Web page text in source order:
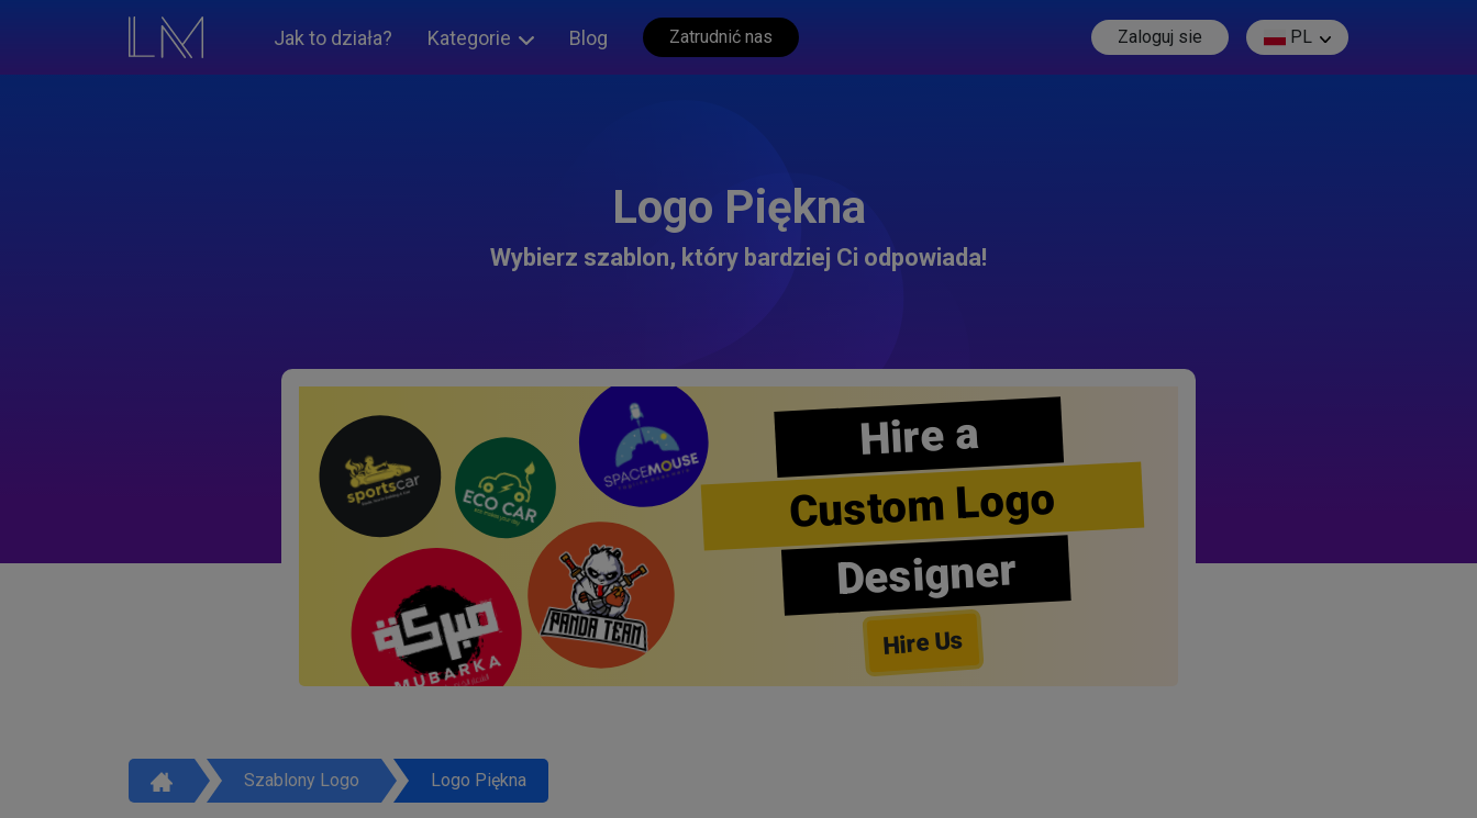
Jak to działa? Kategorie Blog Zatrudnić nas Zaloguj sie PL
Logo Piękna
Wybierz szablon, który bardziej Ci odpowiada!
Hire a
Custom Logo
Designer
Hire Us
Szablony Logo Logo Piękna